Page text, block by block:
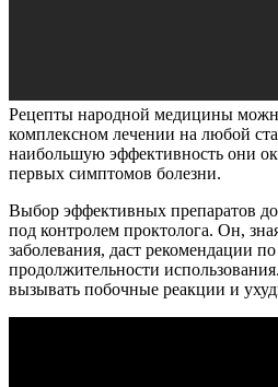
Рецепты народной медицины
комплексном лечении на любой
наибольшую эффективность они
первых симптомов болезни.
Выбор эффективных препаратов
под контролем проктолога. Он,
заболевания, даст рекомендации
продолжительности
вызывать побочные реакции и